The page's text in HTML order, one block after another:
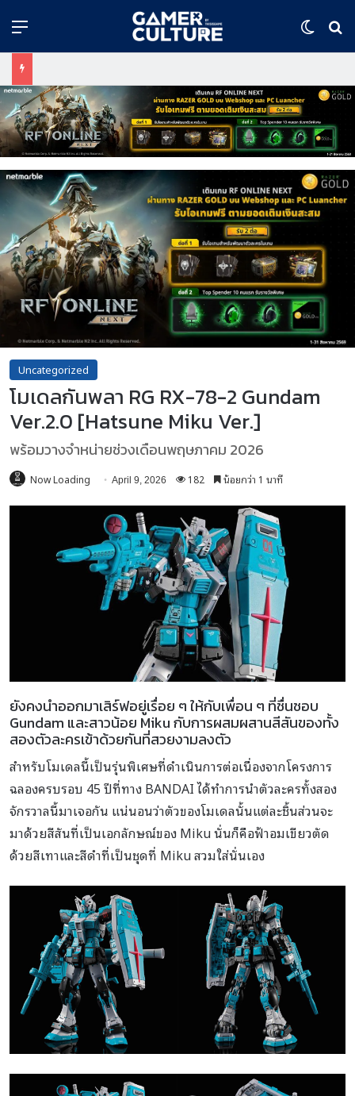
Menu
Uncategorized
โมเดลกันพลา RG RX-78-2 Gundam
Ver.2.0 [Hatsune Miku Ver.]
พร้อมวางจำหน่ายช่วงเดือนพฤษภาคม 2026
Now Loading April 9, 2026 182 น้อยกว่า 1 นาที
ยังคงนำออกมาเสิร์ฟอยู่เรื่อย ๆ ให้กับเพื่อน ๆ ที่ชื่นชอบ
Gundam และสาวน้อย Miku กับการผสมผสานสีสันของทั้ง
สองตัวละครเข้าด้วยกันที่สวยงามลงตัว
สำหรับโมเดลนี้เป็นรุ่นพิเศษที่ดำเนินการต่อเนื่องจากโครงการ
ฉลองครบรอบ 45 ปีที่ทาง BANDAI ได้ทำการนำตัวละครทั้งสอง
จักรวาลนี้มาเจอกัน แน่นอนว่าตัวของโมเดลนั้นแต่ละชิ้นส่วนจะ
มาด้วยสีสันที่เป็นเอกลักษณ์ของ Miku นั่นก็คือฟ้าอมเขียวตัด
ด้วยสีเทาและสีดำที่เป็นชุดที่ Miku สวมใส่นั่นเอง